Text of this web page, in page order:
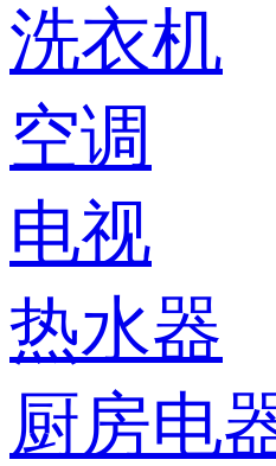
洗衣机
空调
电视
热水器
厨房电